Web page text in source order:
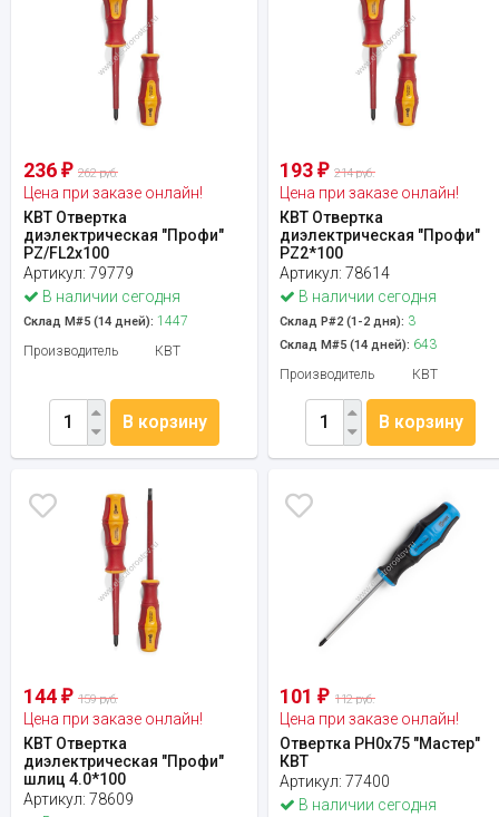
236 ₽ 262 руб.
Цена при заказе онлайн!
КВТ Отвертка
диэлектрическая "Профи"
PZ/FL2x100
Артикул: 79779
В наличии сегодня
Склад М#5 (14 дней): 1447
Производитель
КВТ
В корзину
193₽ 214 руб.
Цена при заказе онлайн!
КВТ Отвертка
диэлектрическая "Профи"
PZ2*100
Артикул:78614
В наличии сегодня
Склад Р#2 (1-2 дня): 3
Склад М#5 (14 дней): 643
Производитель
КВТ
В корзину
144 ₽ 159 руб.
Цена при заказе онлайн!
КВТ Отвертка
диэлектрическая "Профи"
шлиц 4.0*100
Артикул: 78609
101₽ 112 руб.
Цена при заказе онлайн!
Отвертка PH0x75 "Мастер"
КВТ
Артикул:77400
В наличии сегодня